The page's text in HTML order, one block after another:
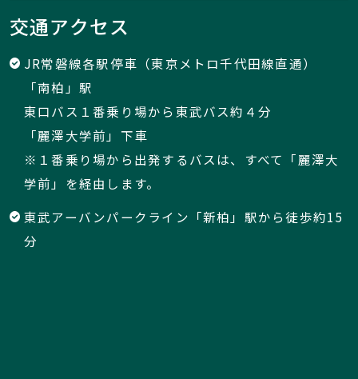
交通アクセス
JR常磐線各駅停車（東京メトロ千代田線直通）
「南柏」駅
東口バス１番乗り場から東武バス約４分
「麗澤大学前」下車
※１番乗り場から出発するバスは、すべて「麗澤大
学前」を経由します。
東武アーバンパークライン「新柏」駅から徒歩約15
分